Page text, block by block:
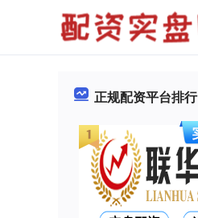
正规配资平台排行